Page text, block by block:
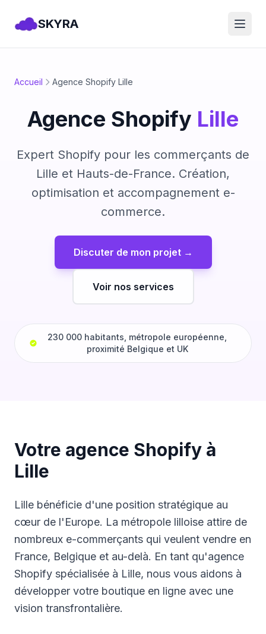
SKYRA
Accueil Agence Shopify Lille
Agence Shopify Lille
Expert Shopify pour les commerçants de
Lille et Hauts-de-France. Création,
optimisation et accompagnement e-
commerce.
Discuter de mon projet →
Voir nos services
230 000 habitants, métropole européenne,
proximité Belgique et UK
Votre agence Shopify à
Lille
Lille bénéficie d'une position stratégique au
cœur de l'Europe. La métropole lilloise attire de
nombreux e-commerçants qui veulent vendre en
France, Belgique et au-delà. En tant qu'agence
Shopify spécialisée à Lille, nous vous aidons à
développer votre boutique en ligne avec une
vision transfrontalière.